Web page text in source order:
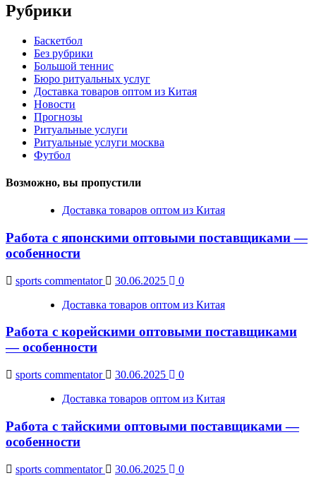
Рубрики
Баскетбол
Без рубрики
Большой теннис
Бюро ритуальных услуг
Доставка товаров оптом из Китая
Новости
Прогнозы
Ритуальные услуги
Ритуальные услуги москва
Футбол
Возможно, вы пропустили
Доставка товаров оптом из Китая
Работа с японскими оптовыми поставщиками —
особенности
sports commentator 30.06.2025
0
Доставка товаров оптом из Китая
Работа с корейскими оптовыми поставщиками
— особенности
sports commentator 30.06.2025
0
Доставка товаров оптом из Китая
Работа с тайскими оптовыми поставщиками —
особенности
sports commentator 30.06.2025 0